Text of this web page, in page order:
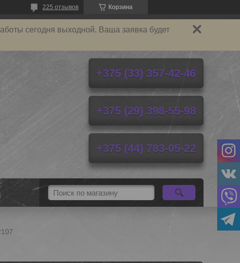
Корзина
225 отзывов
сегодня выходной. Ваша заявка будет
+375 (33) 357-42-46
+375 (29) 398-55-98
+375 (44) 783-05-22